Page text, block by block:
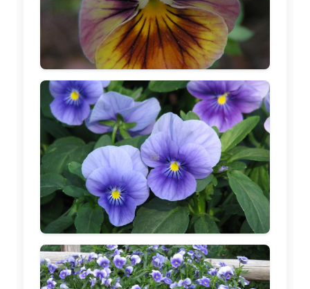
🖼️